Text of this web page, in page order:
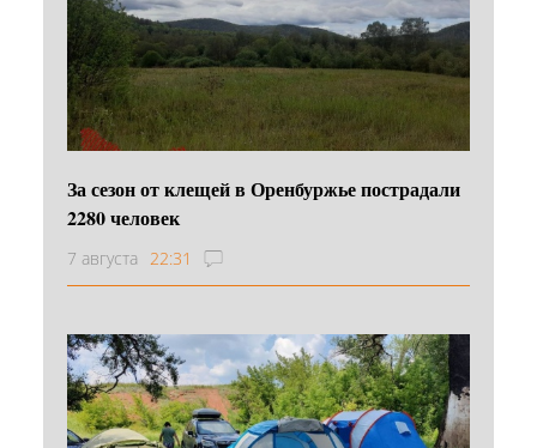
За сезон от клещей в Оренбуржье пострадали
2280 человек
7 августа 22:31